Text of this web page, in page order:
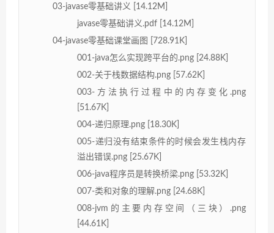
03-javase零基础讲义 [14.12M]
javase零基础讲义.pdf [14.12M]
04-javase零基础课堂画图 [728.91K]
001-java怎么实现跨平台的.png [24.88K]
002-关于栈数据结构.png [57.62K]
003-方法执行过程中的内存变化.png
[51.67K]
004-递归原理.png [18.30K]
005-递归没有结束条件的时候会发生栈内存
溢出错误.png [25.67K]
006-java程序员是转换桥梁.png [53.32K]
007-类和对象的理解.png [24.68K]
008-jvm的主要内存空间（三块）.png
[44.61K]